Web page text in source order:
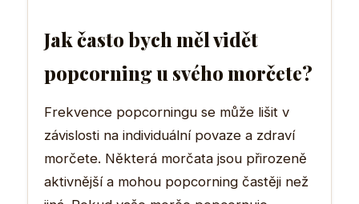
Jak často bych měl vidět
popcorning u svého morčete?
Frekvence popcorningu se může lišit v
závislosti na individuální povaze a zdraví
morčete. Některá morčata jsou přirozeně
aktivnější a mohou popcorning častěji než